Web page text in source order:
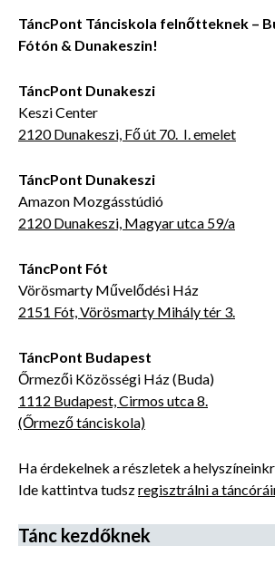
TáncPont Tánciskola felnőtteknek –
Fótón & Dunakeszin!
TáncPont Dunakeszi
Keszi Center
2120 Dunakeszi, Fő út 70. I. emelet
TáncPont Dunakeszi
Amazon Mozgásstúdió
2120 Dunakeszi, Magyar utca 59/a
TáncPont Fót
Vörösmarty Művelődési Ház
2151 Fót, Vörösmarty Mihály tér 3.
TáncPont Budapest
Őrmezői Közösségi Ház (Buda)
1112 Budapest, Cirmos utca 8.
(Őrmező tánciskola)
Ha érdekelnek a részletek a
Ide kattintva tudszregisztrálni a
Tánc kezdőknek